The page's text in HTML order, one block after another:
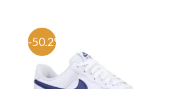
-50.2%